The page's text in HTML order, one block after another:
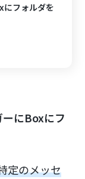
フォルダを
にBoxにフ
定のメッセ